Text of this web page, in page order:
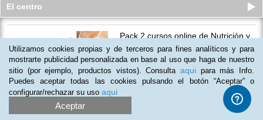
El centro
Pack 2 cursos online de Nutrición y
Alimentación Saludable
Plazas agotadas
$ 100 usd $49usd
Utilizamos cookies propias y de terceros para fines analíticos y para
mostrarte publicidad personalizada en base al uso que haga de nuestro
sitio (por ejemplo, productos vistos). Consulta aqui para más Info.
Puedes aceptar todas las cookies pulsando el botón “Aceptar” o
configurar/rechazar su uso aqui
Aceptar